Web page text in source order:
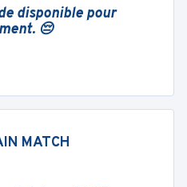
disponible pour
😔
MATCH